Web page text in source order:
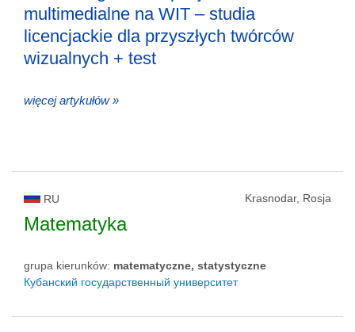
multimedialne na WIT – studia
licencjackie dla przyszłych twórców
wizualnych + test
więcej artykułów »
RU Krasnodar, Rosja
Matematyka
grupa kierunków: matematyczne, statystyczne
Кубанский государственный университет